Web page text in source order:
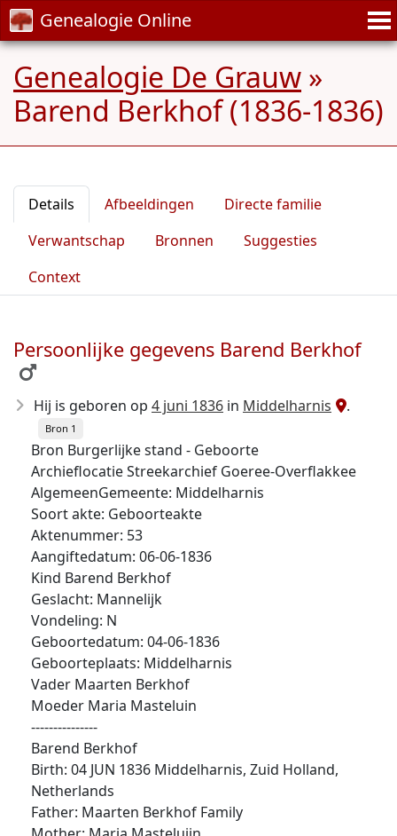
Genealogie Online
Genealogie De Grauw »
Barend Berkhof (1836-1836)
Details Afbeeldingen
Directe familie
Verwantschap
Bronnen
Suggesties
Context
Persoonlijke gegevens Barend Berkhof
Hij is geboren op 4 juni 1836 in Middelharnis .
Bron 1
Bron Burgerlijke stand - Geboorte
Archieflocatie Streekarchief Goeree-Overflakkee
AlgemeenGemeente: Middelharnis
Soort akte: Geboorteakte
Aktenummer: 53
Aangiftedatum: 06-06-1836
Kind Barend Berkhof
Geslacht: Mannelijk
Vondeling: N
Geboortedatum: 04-06-1836
Geboorteplaats: Middelharnis
Vader Maarten Berkhof
Moeder Maria Masteluin
---------------
Barend Berkhof
Birth: 04 JUN 1836 Middelharnis, Zuid Holland,
Netherlands
Father: Maarten Berkhof Family